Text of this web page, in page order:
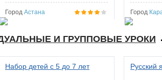
Город Астана Город
И ГРУППОВЫЕ УРОКИ
Набор детей с 5 до 7 лет Русский